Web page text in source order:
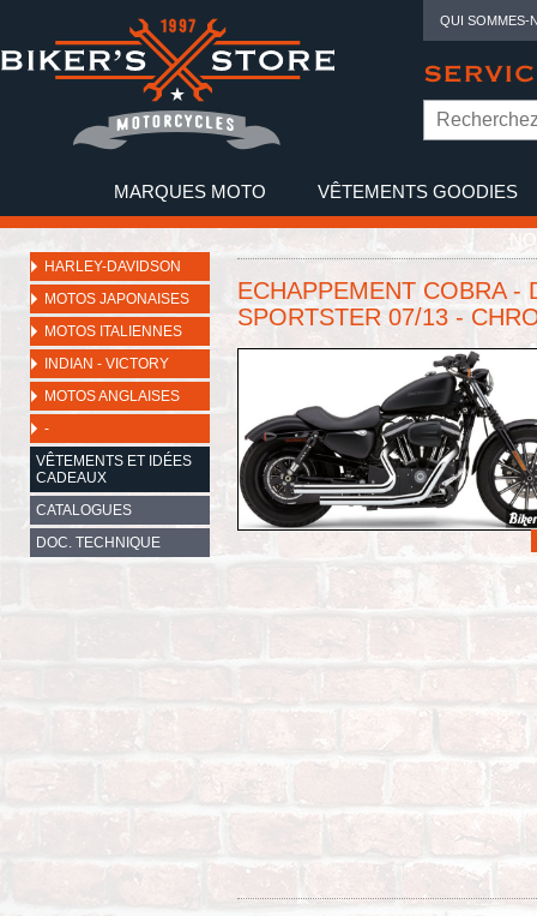
QUI SOMMES-
MARQUES MOTO VÊTEMENTS GOODIES
HARLEY-DAVIDSON
MOTOS JAPONAISES
MOTOS ITALIENNES
INDIAN - VICTORY
MOTOS ANGLAISES
-
VÊTEMENTS ET IDÉES
CADEAUX
CATALOGUES
DOC. TECHNIQUE
ECHAPPEMENT COBRA -
SPORTSTER 07/13 -